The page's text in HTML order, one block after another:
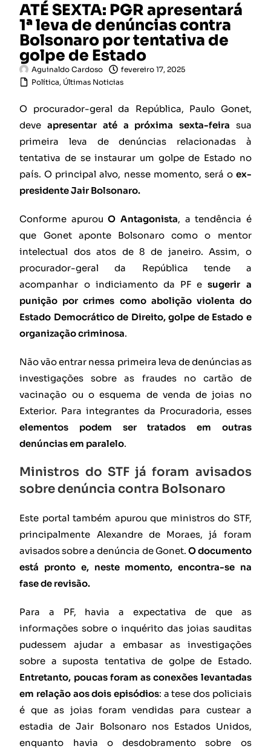
ATÉ SEXTA: PGR apresentará
1ª leva de denúncias contra
Bolsonaro por tentativa de
golpe de Estado
Aguinaldo Cardoso
fevereiro 17, 2025
Política, Últimas Noticias
O procurador-geral da República, Paulo Gonet,
deveapresentar até a próxima sexta-feira sua
primeira leva de denúncias relacionadas à
tentativa de se instaurar um golpe de Estado no
país. O principal alvo, nesse momento, será o ex-
presidente Jair Bolsonaro.
Conforme apurouO Antagonista, a tendência é
que Gonet aponte Bolsonaro como o mentor
intelectual dos atos de 8 de janeiro. Assim, o
procurador-geral da República tende a
acompanhar o indiciamento da PF esugerir a
punição por crimes como abolição violenta do
Estado Democrático de Direito, golpe de Estado e
organização criminosa.
Não vão entrar nessa primeira leva de denúncias as
investigações sobre as fraudes no cartão de
vacinação ou o esquema de venda de joias no
Exterior. Para integrantes da Procuradoria, esses
elementos podem ser tratados em outras
denúncias em paralelo.
Ministros do STF já foram avisados
sobre denúncia contra Bolsonaro
Este portal também apurou que ministros do STF,
principalmente Alexandre de Moraes, já foram
avisados sobre a denúncia de Gonet. O documento
está pronto e, neste momento, encontra-se na
fase de revisão.
Para a PF, havia a expectativa de que as
informações sobre o inquérito das joias sauditas
pudessem ajudar a embasar as investigações
sobre a suposta tentativa de golpe de Estado.
Entretanto, poucas foram as conexões levantadas
em relação aos dois episódios: a tese dos policiais
é que as joias foram vendidas para custear a
estadia de Jair Bolsonaro nos Estados Unidos,
enquanto havia o desdobramento sobre os